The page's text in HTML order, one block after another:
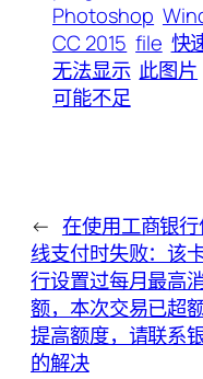
Photoshop
CC 2015 file 快
无法显示 此图片
可能不足
← 在使用工商银
线支付时失败：该
行设置过每月最高
额，本次交易已超
提高额度，请联系
的解决